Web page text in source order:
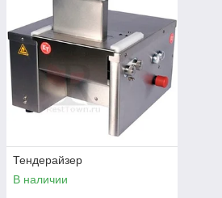
Тендерайзер
В наличии